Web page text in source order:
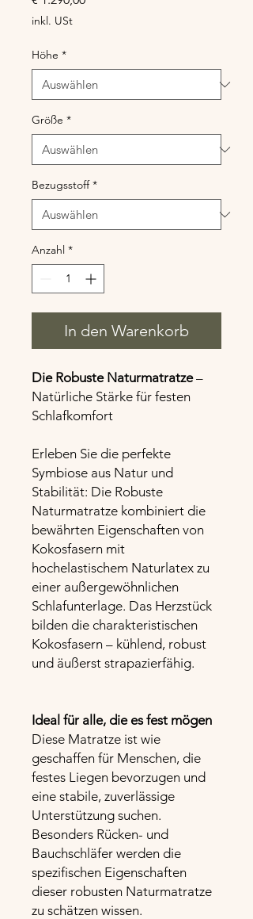
inkl. USt
Höhe *
Größe *
Bezugsstoff *
Anzahl *
In den Warenkorb
Die Robuste Naturmatratze–
Natürliche Stärke für festen
Schlafkomfort
Erleben Sie die perfekte
Symbiose aus Natur und
Stabilität: Die Robuste
Naturmatratze kombiniert die
bewährten Eigenschaften von
Kokosfasern mit
hochelastischem Naturlatex zu
einer außergewöhnlichen
Schlafunterlage. Das Herzstück
bilden die charakteristischen
Kokosfasern – kühlend, robust
und äußerst strapazierfähig.
Ideal für alle, die es fest mögen
Diese Matratze ist wie
geschaffen für Menschen, die
festes Liegen bevorzugen und
eine stabile, zuverlässige
Unterstützung suchen.
Besonders Rücken- und
Bauchschläfer werden die
spezifischen Eigenschaften
dieser robusten Naturmatratze
zu schätzen wissen.